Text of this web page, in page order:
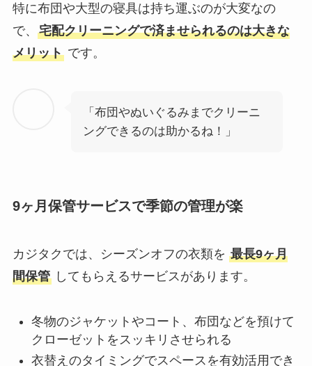
特に布団や大型の寝具は持ち運ぶのが大変なの
で、 宅配クリーニングで済ませられるのは大きな
メリットです。
「布団やぬいぐるみまでクリーニ
ングできるのは助かるね！」
9ヶ月保管サービスで季節の管理が楽
カジタクでは、シーズンオフの衣類を 最長9ヶ月
間保管してもらえるサービスがあります。
冬物のジャケットやコート、布団などを預けて
クローゼットをスッキリさせられる
衣替えのタイミングでスペースを有効活用でき